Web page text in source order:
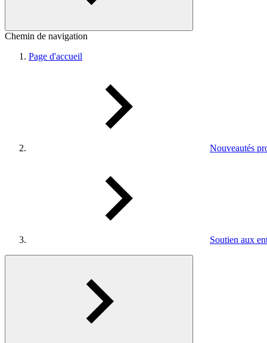
Chemin de navigation
Page d'accueil
Nouveautés
Soutien aux